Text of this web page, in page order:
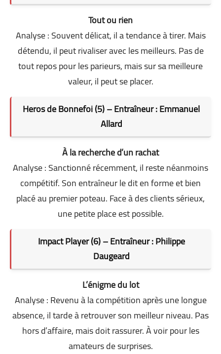
Tout ou rien
Analyse : Souvent délicat, il a tendance à tirer. Mais
détendu, il peut rivaliser avec les meilleurs. Pas de
tout repos pour les parieurs, mais sur sa meilleure
valeur, il peut se placer.
Heros de Bonnefoi (5) – Entraîneur : Emmanuel
Allard
À la recherche d’un rachat
Analyse : Sanctionné récemment, il reste néanmoins
compétitif. Son entraîneur le dit en forme et bien
placé au premier poteau. Face à des clients sérieux,
une petite place est possible.
Impact Player (6) – Entraîneur : Philippe
Daugeard
L’énigme du lot
Analyse : Revenu à la compétition après une longue
absence, il tarde à retrouver son meilleur niveau. Pas
hors d’affaire, mais doit rassurer. À voir pour les
amateurs de surprises.